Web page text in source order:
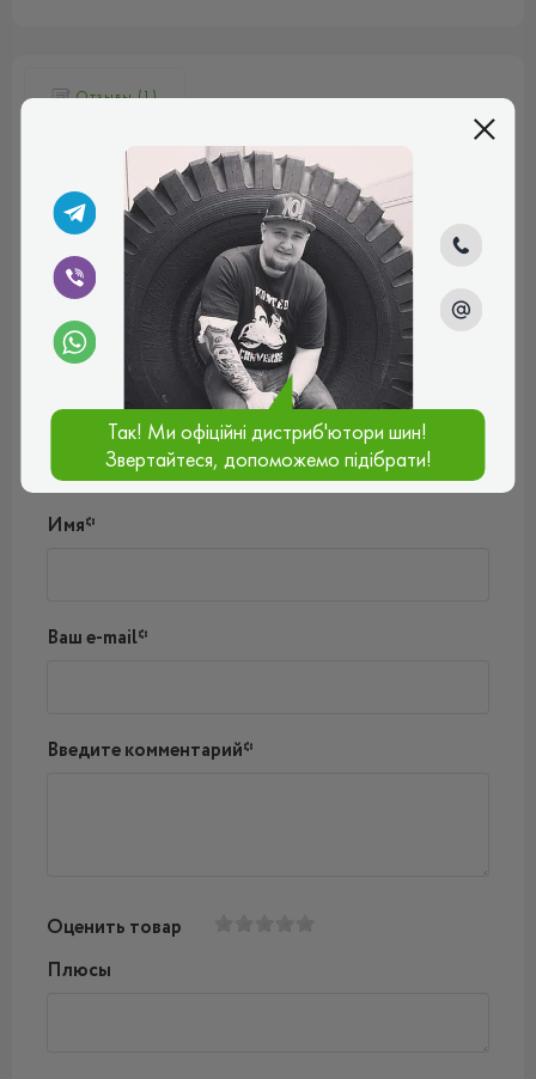
Отзывы (1)
Дуже міцні швидкісні шини. По шуму зауважень немає –
покришки тихі, на швидкості добре поводяться, не
втрачається управління навіть на дуже мокрій дорозі. На
цій гумі машину не заносить на поворотах, чудова
керованість. Вигідно їх купувати, тому що
зносостійкість у них тривала. Два сезони відкатався на
них, а протектор майже як новий.
Рейтинг:
(5.0)
Написать комментарий
Имя*
Ваш e-mail*
Введите комментарий*
Оценить товар
Плюсы
Так! Ми офіційні дистриб'ютори шин!
Звертайтеся, допоможемо підібрати!